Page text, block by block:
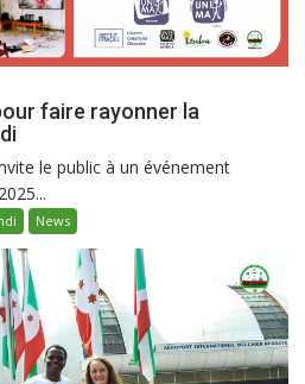
faire rayonner la
le public à un événement
News